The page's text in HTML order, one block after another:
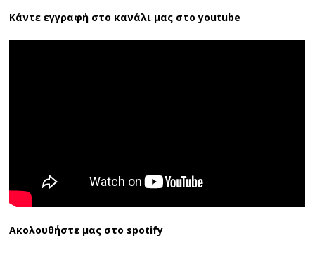
Κάντε εγγραφή στο κανάλι μας στο youtube
Ακολουθήστε μας στο spotify